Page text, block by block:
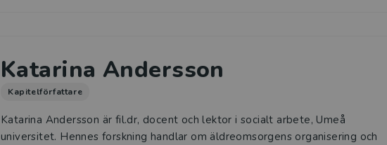
Katarina Andersson
Kapitelförfattare
Katarina Andersson är fil.dr, docent och lektor i socialt arbete, Umeå
universitet. Hennes forskning handlar om äldreomsorgens organisering och